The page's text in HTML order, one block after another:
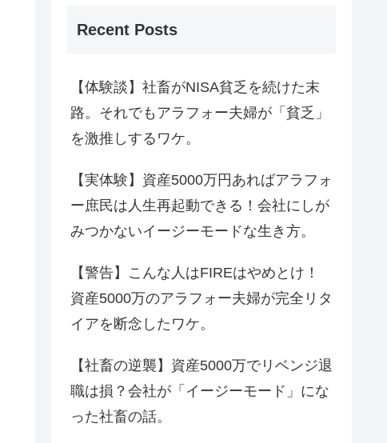
Recent Posts
【体験談】社畜がNISA貧乏を続けた末
路。それでもアラフォー夫婦が「貧乏」
を激推しするワケ。
【実体験】資産5000万円あればアラフォ
ー庶民は人生再起動できる！会社にしが
みつかないイージーモードな生き方。
【警告】こんな人はFIREはやめとけ！
資産5000万のアラフォー夫婦が完全リタ
イアを断念したワケ。
【社畜の逆襲】資産5000万でリベンジ退
職は損？会社が「イージーモード」にな
った社畜の話。